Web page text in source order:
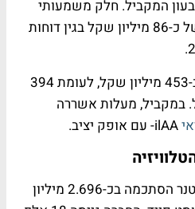
שקל ברבעון המקביל. חלק משמעותי
מהעלייה הגיע מהחזר מס של כ-86 מיליון שקל בגין דוחות
החוב הפיננסי נטו הסתכם ב-453 מיליון שקל, לעומת 394
במקביל, מעלות אשררה
מצבת מנויי הסלולר של פרטנר הסתכמה בכ-2.696 מיליון